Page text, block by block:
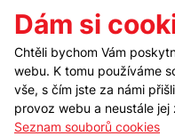
Kontakt
Dám si
Chtěli bychom Vám
webu. K tomu používáme
vše, s čím jste za námi
provoz webu a neustále jej
Seznam souborů cookies